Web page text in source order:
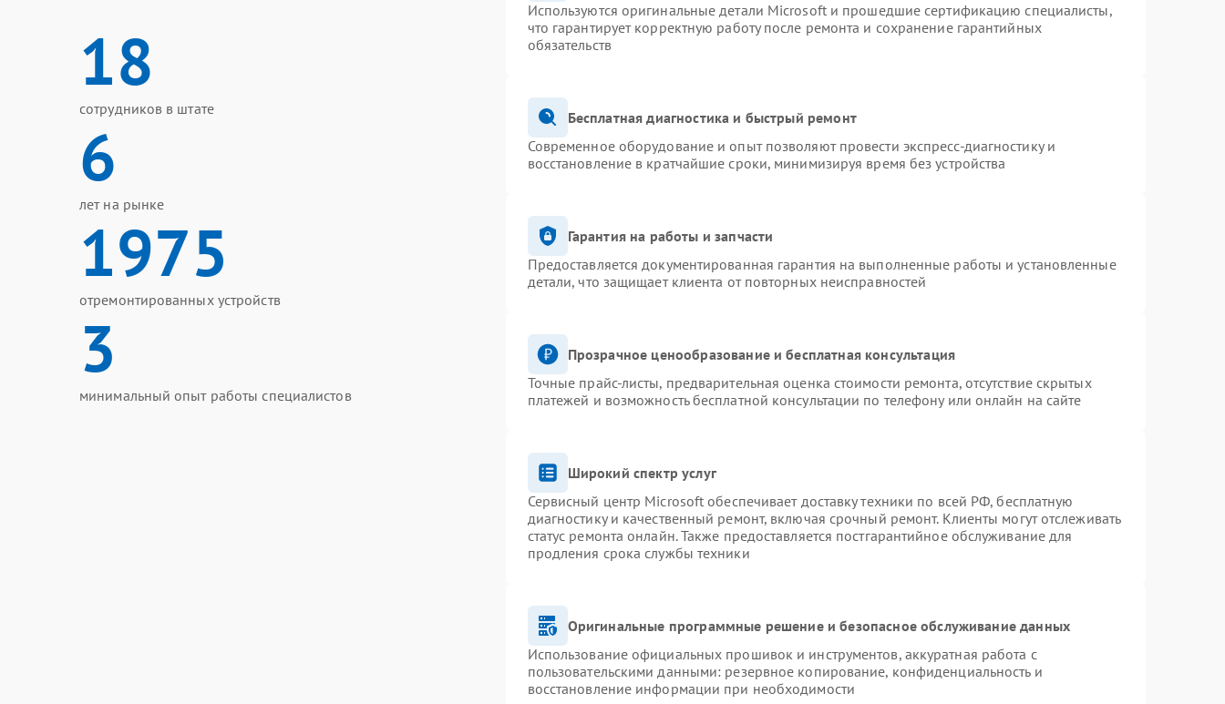
18
сотрудников в штате
6
лет на рынке
1975
отремонтированных устройств
3
минимальный опыт работы специалистов
Используются оригинальные детали Microsoft и прошедшие сертификацию специалисты,
что гарантирует корректную работу после ремонта и сохранение гарантийных
обязательств
Бесплатная диагностика и быстрый ремонт
Современное оборудование и опыт позволяют провести экспресс-диагностику и
восстановление в кратчайшие сроки, минимизируя время без устройства
Гарантия на работы и запчасти
Предоставляется документированная гарантия на выполненные работы и установленные
детали, что защищает клиента от повторных неисправностей
Прозрачное ценообразование и бесплатная консультация
Точные прайс-листы, предварительная оценка стоимости ремонта, отсутствие скрытых
платежей и возможность бесплатной консультации по телефону или онлайн на сайте
Широкий спектр услуг
Сервисный центр Microsoft обеспечивает доставку техники по всей РФ, бесплатную
диагностику и качественный ремонт, включая срочный ремонт. Клиенты могут отслеживать
статус ремонта онлайн. Также предоставляется постгарантийное обслуживание для
продления срока службы техники
Оригинальные программные решение и безопасное обслуживание данных
Использование официальных прошивок и инструментов, аккуратная работа с
пользовательскими данными: резервное копирование, конфиденциальность и
восстановление информации при необходимости